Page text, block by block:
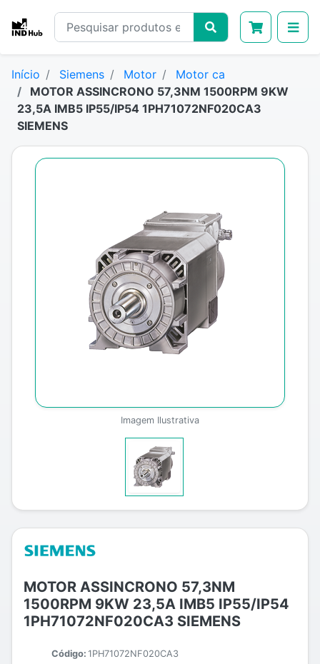
Início Siemens Motor
Motor ca
MOTOR ASSINCRONO 57,3NM 1500RPM 9KW
23,5A IMB5 IP55/IP54 1PH71072NF020CA3
SIEMENS
Imagem Ilustrativa
MOTOR ASSINCRONO 57,3NM
1500RPM 9KW 23,5A IMB5 IP55/IP54
1PH71072NF020CA3 SIEMENS
Código: 1PH71072NF020CA3